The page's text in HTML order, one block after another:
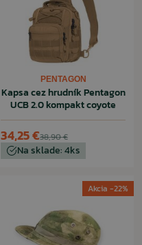
PENTAGON
Kapsa cez hrudník Pentagon
UCB 2.0 kompakt coyote
38,90 €
34,25 €
Na sklade: 4ks
Akcia -22%